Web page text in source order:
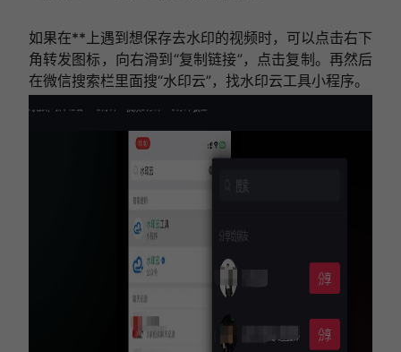
如果在**上遇到想保存去水印的视频时，可以点击右下
角转发图标，向右滑到“复制链接”，点击复制。再然后
在微信搜索栏里面搜“水印云”，找水印云工具小程序。